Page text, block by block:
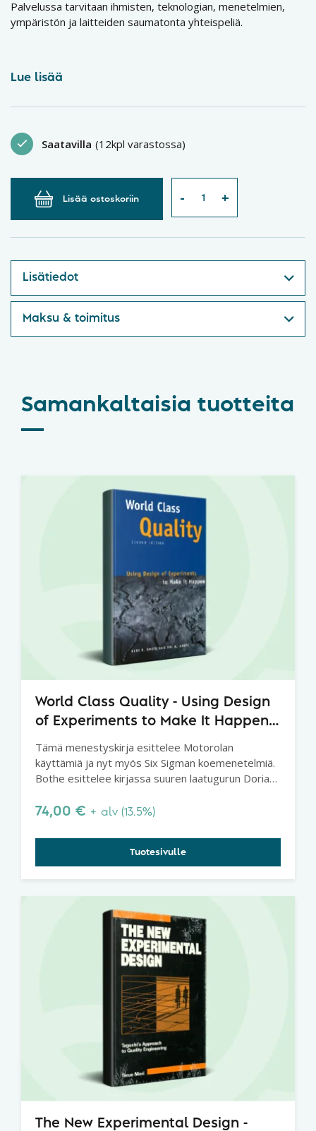
Palvelussa tarvitaan ihmisten, teknologian, menetelmien,
ympäristön ja laitteiden saumatonta yhteispeliä.
Lue lisää
Saatavilla (12kpl varastossa)
Lisää ostoskoriin
Lisätiedot
Maksu & toimitus
Samankaltaisia tuotteita
World Class Quality - Using Design
of Experiments to Make It Happen,
Tämä menestyskirja esittelee Motorolan
käyttämiä ja nyt myös Six Sigman koemenetelmiä.
Bothe esittelee kirjassa suuren laatugurun Dorian
Six Sigmaan perehtyville.
74,00 € + alv (13.5%)
Tuotesivulle
The New Experimental Design -